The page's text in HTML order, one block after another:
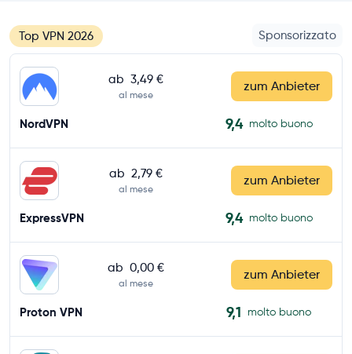
Top VPN 2026 Sponsorizzato
ab 3,49 €
al mese
zum Anbieter
NordVPN 9,4 molto buono
ab 2,79 €
al mese
zum Anbieter
ExpressVPN 9,4 molto buono
ab 0,00 €
al mese
zum Anbieter
Proton VPN 9,1 molto buono